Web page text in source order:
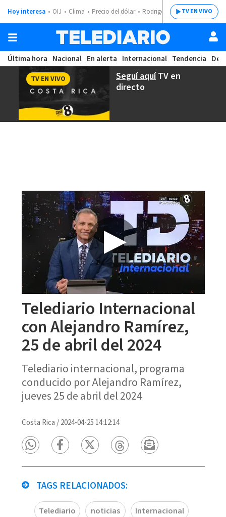
Hoy interesa OIJ Clima Precio del dólar Rodrigo ChavesTV EN VIVO
Última hora Nacional En alerta Internacional Tendencia
Seguí aquíTV en
directo
TV EN VIVO
Telediario Internacional
con Alejandro Ramírez,
25 de abril del 2024
Telediario internacional, programa
conducido por Alejandro Ramírez,
jueves 25 de abril del 2024
Costa Rica /2024-04-25 14:12:14
TAGS RELACIONADOS:
Telediario noticias Internacional